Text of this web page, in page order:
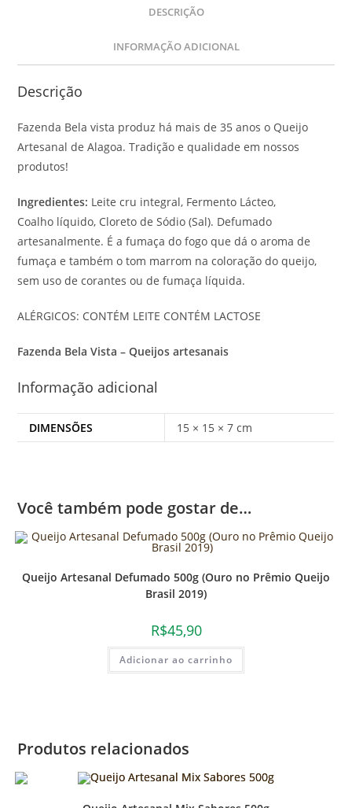
DESCRIÇÃO
INFORMAÇÃO ADICIONAL
Descrição
Fazenda Bela vista produz há mais de 35 anos o Queijo
Artesanal de Alagoa. Tradição e qualidade em nossos
produtos!
Ingredientes: Leite cru integral, Fermento Lácteo,
Coalho líquido, Cloreto de Sódio (Sal). Defumado
artesanalmente. É a fumaça do fogo que dá o aroma de
fumaça e também o tom marrom na coloração do queijo,
sem uso de corantes ou de fumaça líquida.
ALÉRGICOS: CONTÉM LEITE CONTÉM LACTOSE
Fazenda Bela Vista – Queijos artesanais
Informação adicional
DIMENSÕES 15 × 15 × 7 cm
Você também pode gostar de…
Queijo Artesanal Defumado 500g (Ouro no Prêmio Queijo
Brasil 2019)
R$45,90
Adicionar ao carrinho
Produtos relacionados